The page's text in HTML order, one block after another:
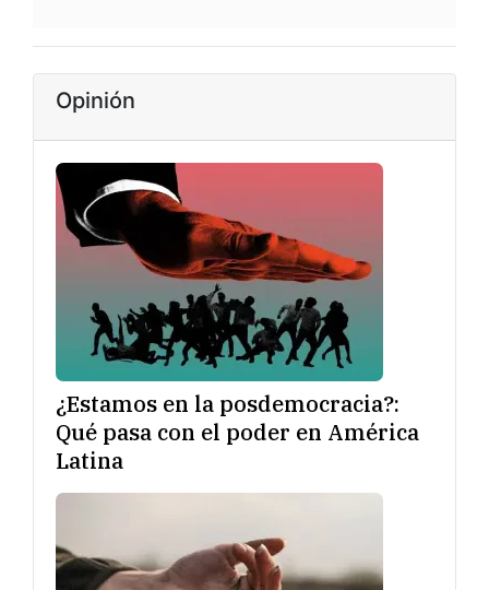
Opinión
¿Estamos en la posdemocracia?:
Qué pasa con el poder en América
Latina